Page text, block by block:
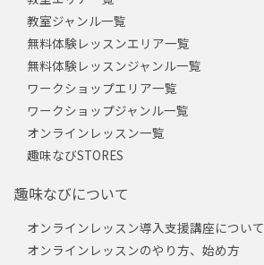
教室ジャンル一覧
無料体験レッスンエリア一覧
無料体験レッスンジャンル一覧
ワークショップエリア一覧
ワークショップジャンル一覧
オンラインレッスン一覧
趣味なびSTORES
趣味なびについて
オンラインレッスン導入支援講座について
オンラインレッスンのやり方、始め方